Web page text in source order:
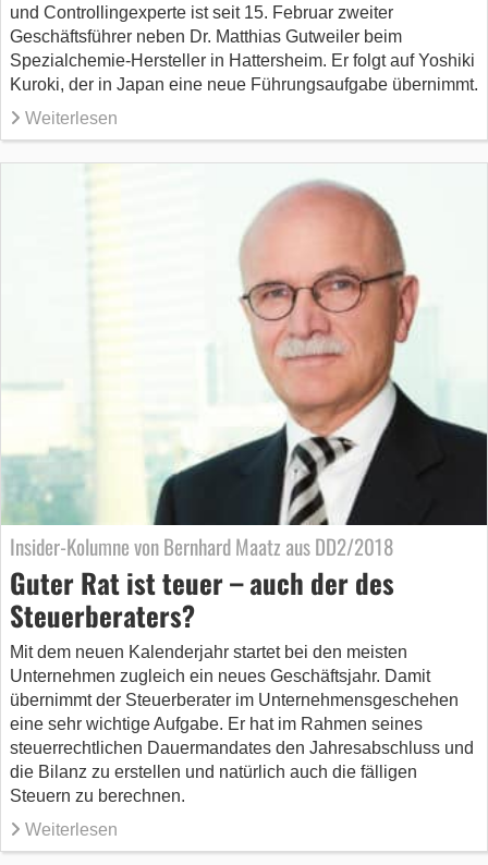
und Controllingexperte ist seit 15. Februar zweiter
Geschäftsführer neben Dr. Matthias Gutweiler beim
Spezialchemie-Hersteller in Hattersheim. Er folgt auf Yoshiki
Kuroki, der in Japan eine neue Führungsaufgabe übernimmt.
Weiterlesen
Insider-Kolumne von Bernhard Maatz aus DD2/2018
Guter Rat ist teuer – auch der des
Steuerberaters?
Mit dem neuen Kalenderjahr startet bei den meisten
Unternehmen zugleich ein neues Geschäftsjahr. Damit
übernimmt der Steuerberater im Unternehmensgeschehen
eine sehr wichtige Aufgabe. Er hat im Rahmen seines
steuerrechtlichen Dauermandates den Jahresabschluss und
die Bilanz zu erstellen und natürlich auch die fälligen
Steuern zu berechnen.
Weiterlesen